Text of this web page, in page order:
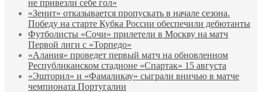
не привезли себе гол»
«Зенит» отказывается пропускать в начале сезона.
Победу на старте Кубка России обеспечили дебютанты
Футболисты «Сочи» прилетели в Москву на матч
Первой лиги с «Торпедо»
«Алания» проведет первый матч на обновленном
Республиканском стадионе «Спартак» 15 августа
«Эшторил» и «Фамаликау» сыграли вничью в матче
чемпионата Португалии